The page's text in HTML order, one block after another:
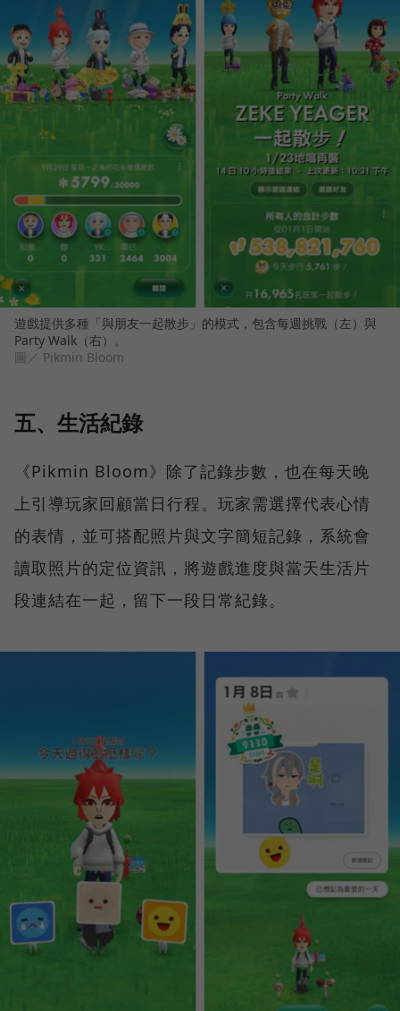
遊戲提供多種「與朋友一起散步」的模式，包含每週挑戰（左）與
Party Walk（右）。
圖／ Pikmin Bloom
五、生活紀錄
《Pikmin Bloom》除了記錄步數，也在每天晚
上引導玩家回顧當日行程。玩家需選擇代表心情
的表情，並可搭配照片與文字簡短記錄，系統會
讀取照片的定位資訊，將遊戲進度與當天生活片
段連結在一起，留下一段日常紀錄。